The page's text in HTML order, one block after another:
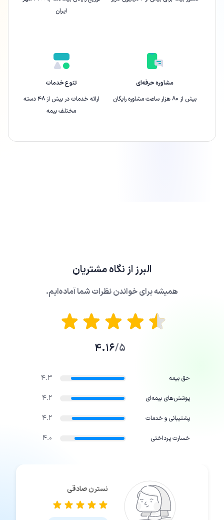
ایران
مشاوره حرفه‌ای
بیش از ۸۰ هزار ساعت مشاوره رایگان
تنوع خدمات
ارائه‌ خدمات در بیش از ۴۸ دسته
مختلف بیمه
البرزاز نگاه مشتریان
همیشه برای خواندن نظرات شما آماده‌ایم.
5/
4.16
حق بیمه 4.3
پوشش‌های بیمه‌ای 4.2
پشتیبانی و خدمات 4.2
خسارت پرداختی 4.0
نسترن صادقی